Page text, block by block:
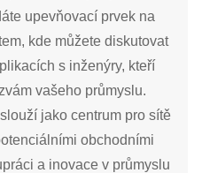
upevňovací prvek na
kde můžete diskutovat
s inženýry, kteří
vašeho průmyslu.
jako centrum pro sítě
obchodními
a inovace v průmyslu